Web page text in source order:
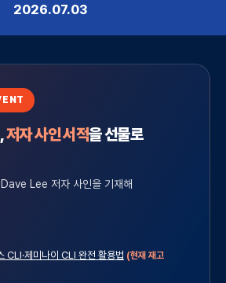
2026.07.03
저자 사인 서적을 선물로
Lee 저자 사인을 기재해
CLI·제미나이 CLI 완전 활용법 (현재 재고